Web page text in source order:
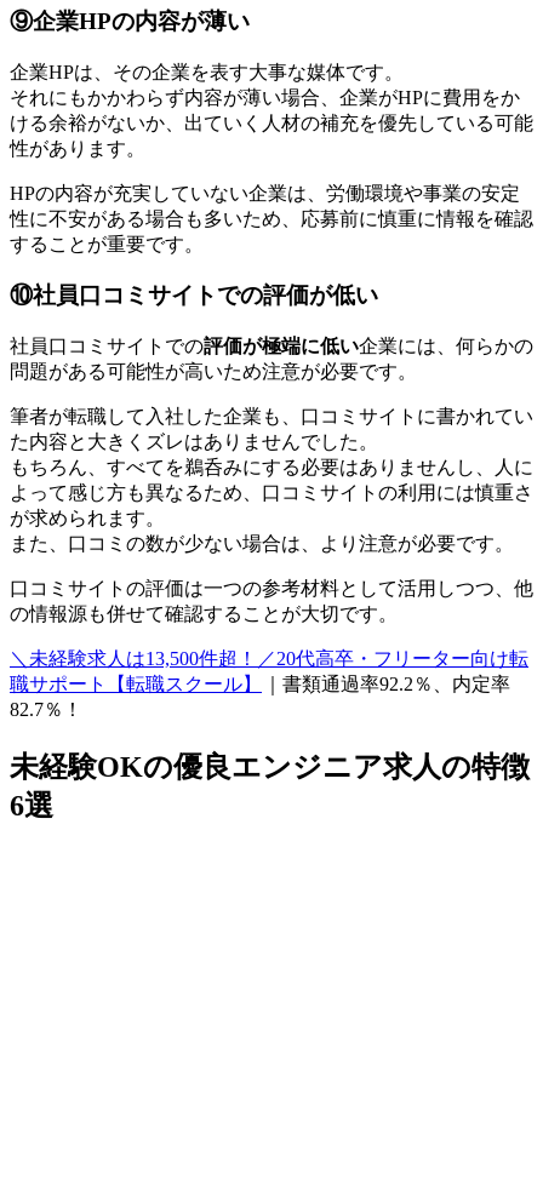
⑨企業HPの内容が薄い
企業HPは、その企業を表す大事な媒体です。
それにもかかわらず内容が薄い場合、企業がHPに費用をか
ける余裕がないか、出ていく人材の補充を優先している可能
性があります。
HPの内容が充実していない企業は、 労働環境や事業の安定
性に不安がある場合も多いため、応募前に慎重に情報を確認
することが重要です。
⑩社員口コミサイトでの評価が低い
社員口コミサイトでの評価が極端に低い企業には、何らかの
問題がある可能性が高いため注意が必要です。
筆者が転職して入社した企業も、口コミサイトに書かれてい
た内容と大きくズレはありませんでした。
もちろん、すべてを鵜呑みにする必要はありませんし、人に
よって感じ方も異なるため、口コミサイトの利用には慎重さ
が求められます。
また、口コミの数が少ない場合は、より注意が必要です。
口コミサイトの評価は一つの参考材料として活用 しつつ、他
の情報源も併せて確認することが大切です。
＼未経験求人は13,500件超！／20代高卒・フリーター向け転
職サポート【転職スクール】
｜書類通過率92.2％、内定率
82.7％！
未経験OKの優良エンジニア求人の特徴
6選